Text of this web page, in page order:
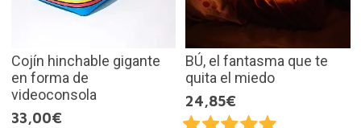
Cojín hinchable gigante
en forma de
videoconsola
33,00€
BÚ, el fantasma que te
quita el miedo
24,85€